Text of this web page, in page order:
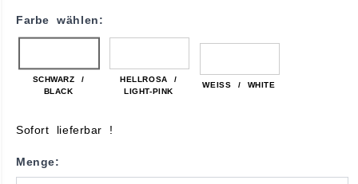
Farbe wählen:
SCHWARZ /
BLACK
HELLROSA /
LIGHT-PINK
WEISS / WHITE
Sofort lieferbar !
Menge: